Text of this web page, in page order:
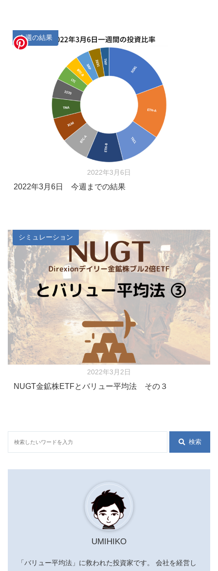
今週の結果
2022年3月6日
2022年3月6日 今週までの結果
シミュレーション
2022年3月2日
NUGT金鉱株ETFとバリュー平均法 その３
検索
UMIHIKO
「バリュー平均法」に救われた投資家です。 会社を経営し